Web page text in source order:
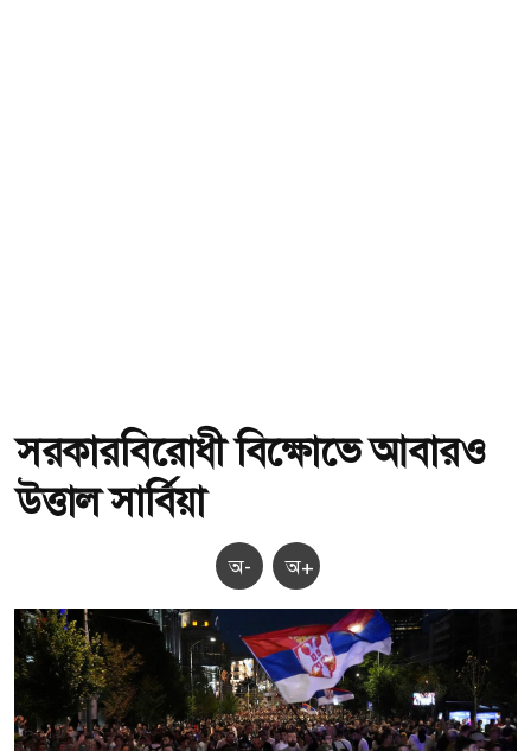
সরকারবিরোধী বিক্ষোভে আবারও
উত্তাল সার্বিয়া
অ- অ+